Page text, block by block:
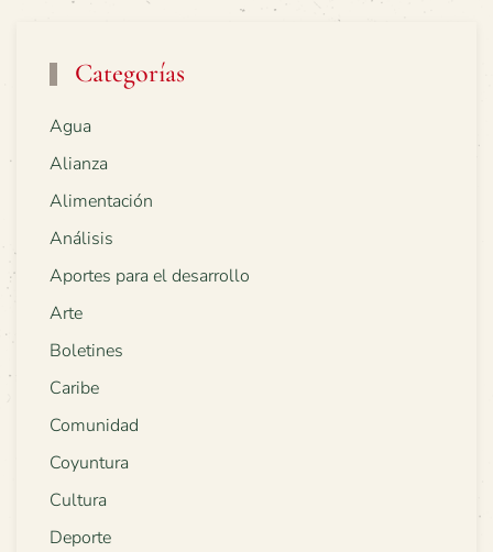
Categorías
Agua
Alianza
Alimentación
Análisis
Aportes para el desarrollo
Arte
Boletines
Caribe
Comunidad
Coyuntura
Cultura
Deporte